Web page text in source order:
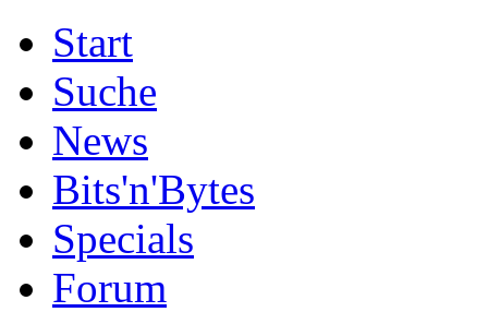
Start
Suche
News
Bits'n'Bytes
Specials
Forum